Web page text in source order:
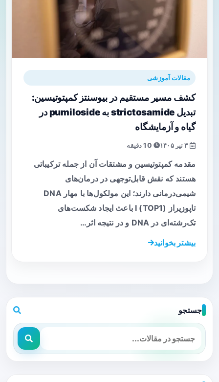
مقالات آموزشی
کشف مسیر مستقیم در بیوسنتز کمپتوتیسین:
تبدیل strictosamide به pumiloside در
گیاه و آزمایشگاه
مقدمه کمپتوتیسین و مشتقات آن از جمله ترکیباتی
هستند که نقش قابل‌توجهی در درمان‌های
شیمی‌درمانی دارند؛ این مولکول‌ها با مهار DNA
تاپوزیراز I (TOP1) باعث ایجاد شکست‌های
تک‌رشته‌ای در DNA و در نتیجه اثر…
بیشتر بخوانید
جستجو